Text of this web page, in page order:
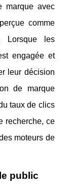
marque avec
comme
Lorsque les
engagée et
leur décision
de marque
taux de clics
recherche, ce
moteurs de
public